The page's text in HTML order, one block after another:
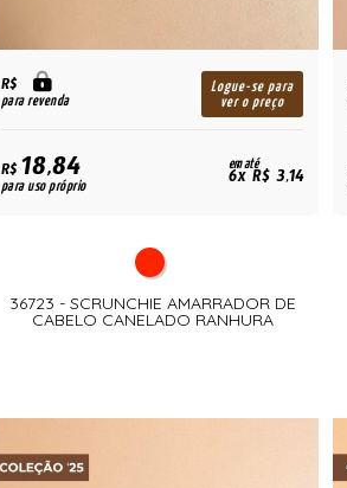
R$
para revenda
Logue-se para
ver o preço
R$18,84
para uso próprio
em até
6x R$ 3,14
36723 - SCRUNCHIE AMARRADOR DE
CABELO CANELADO RANHURA